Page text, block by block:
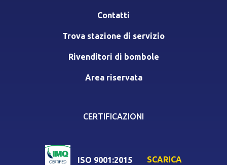
Contatti
Trova stazione di servizio
Rivenditori di bombole
Area riservata
CERTIFICAZIONI
ISO 9001:2015 SCARICA